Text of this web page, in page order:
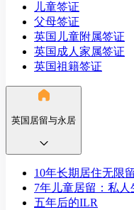
儿童签证
父母签证
英国儿童附属签证
英国成人家属签证
英国祖籍签证
英国居留与永居
10年长期居住无限
7年儿童居留：私人
五年后的ILR